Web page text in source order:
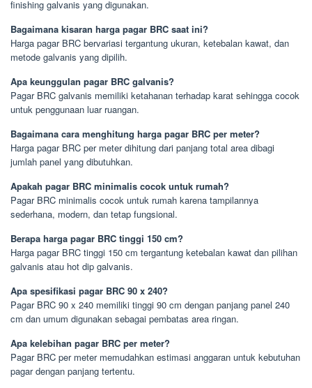
finishing galvanis yang digunakan.
Bagaimana kisaran harga pagar BRC saat ini?
Harga pagar BRC bervariasi tergantung ukuran, ketebalan kawat, dan
metode galvanis yang dipilih.
Apa keunggulan pagar BRC galvanis?
Pagar BRC galvanis memiliki ketahanan terhadap karat sehingga cocok
untuk penggunaan luar ruangan.
Bagaimana cara menghitung harga pagar BRC per meter?
Harga pagar BRC per meter dihitung dari panjang total area dibagi
jumlah panel yang dibutuhkan.
Apakah pagar BRC minimalis cocok untuk rumah?
Pagar BRC minimalis cocok untuk rumah karena tampilannya
sederhana, modern, dan tetap fungsional.
Berapa harga pagar BRC tinggi 150 cm?
Harga pagar BRC tinggi 150 cm tergantung ketebalan kawat dan pilihan
galvanis atau hot dip galvanis.
Apa spesifikasi pagar BRC 90 x 240?
Pagar BRC 90 x 240 memiliki tinggi 90 cm dengan panjang panel 240
cm dan umum digunakan sebagai pembatas area ringan.
Apa kelebihan pagar BRC per meter?
Pagar BRC per meter memudahkan estimasi anggaran untuk kebutuhan
pagar dengan panjang tertentu.